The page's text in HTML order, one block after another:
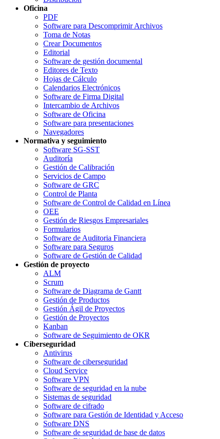
Oficina
PDF
Software para Descomprimir Archivos
Toma de Notas
Crear Documentos
Editorial
Software de gestión documental
Editores de Texto
Hojas de Cálculo
Calendarios Electrónicos
Software de Firma Digital
Intercambio de Archivos
Software de Oficina
Software para presentaciones
Navegadores
Normativa y seguimiento
Software SG-SST
Auditoría
Gestión de Calibración
Servicios de Campo
Software de GRC
Control de Planta
Software de Control de Calidad en Línea
OEE
Gestión de Riesgos Empresariales
Formularios
Software de Auditoria Financiera
Software para Seguros
Software de Gestión de Calidad
Gestión de proyecto
ALM
Scrum
Software de Diagrama de Gantt
Gestión de Productos
Gestión Ágil de Proyectos
Gestión de Proyectos
Kanban
Software de Seguimiento de OKR
Ciberseguridad
Antivirus
Software de ciberseguridad
Cloud Service
Software VPN
Software de seguridad en la nube
Sistemas de seguridad
Software de cifrado
Software para Gestión de Identidad y Acceso
Software DNS
Software de seguridad de base de datos